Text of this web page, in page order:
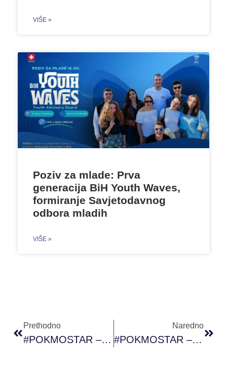
VIŠE »
Poziv za mlade: Prva
generacija BiH Youth Waves,
formiranje Savjetodavnog
odbora mladih
VIŠE »
Prethodno
#POKMOSTAR – Treći Modul #PRONI Akademije Omladinskog Rada
Naredno
#POKMOSTAR – Treći Modul PRONI Akademije Omladinskog Rada